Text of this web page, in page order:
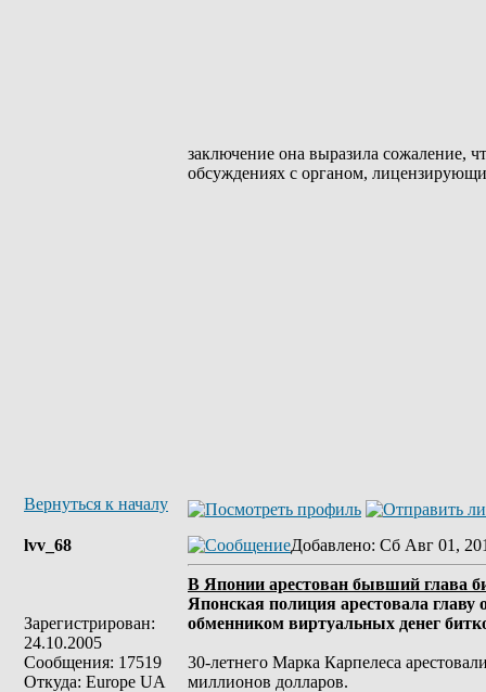
заключение она выразила сожаление,
обсуждениях с органом,
Вернуться к началу
lvv_68
Зарегистрирован:
24.10.2005
Сообщения: 17519
Откуда: Europe UA
Добавлено: Сб Авг 01,
В Японии арестован бывший глава
Японская полиция арестовала
обменником виртуальных денег
30-летнего Марка Карпелеса
миллионов долларов.